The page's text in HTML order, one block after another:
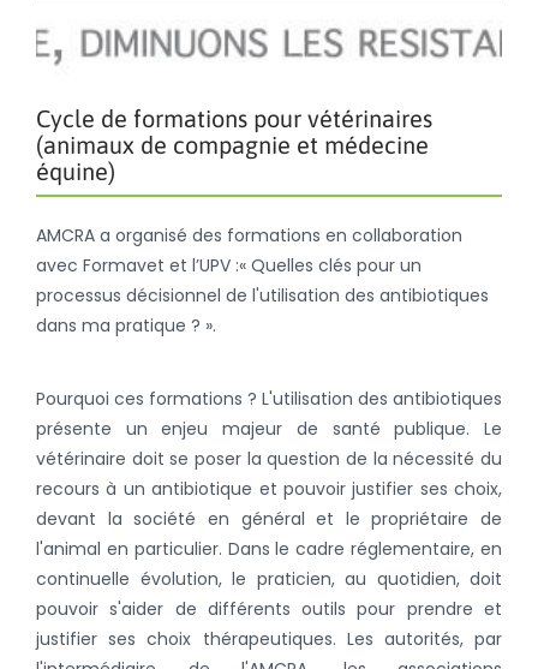
Cycle de formations pour vétérinaires
(animaux de compagnie et médecine
équine)
AMCRA a organisé des formations en collaboration
avec Formavet et l’UPV :« Quelles clés pour un
processus décisionnel de l'utilisation des antibiotiques
dans ma pratique ? ».
Pourquoi ces formations ? L'utilisation des antibiotiques
présente un enjeu majeur de santé publique. Le
vétérinaire doit se poser la question de la nécessité du
recours à un antibiotique et pouvoir justifier ses choix,
devant la société en général et le propriétaire de
l'animal en particulier. Dans le cadre réglementaire, en
continuelle évolution, le praticien, au quotidien, doit
pouvoir s'aider de différents outils pour prendre et
justifier ses choix thérapeutiques. Les autorités, par